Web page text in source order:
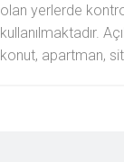
olan yerlerde
kullanılmaktadır.
konut, apartman,